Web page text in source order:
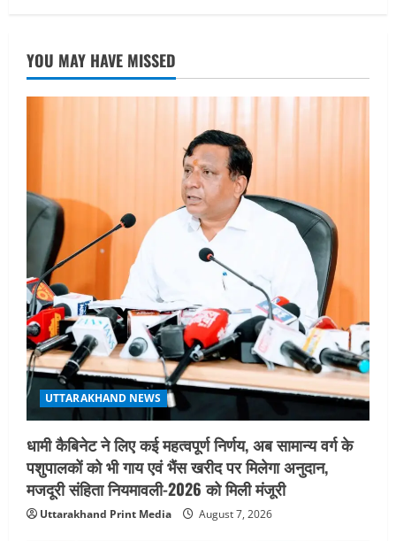
2
नाबार्ड ने राष्ट्रीय हथकरघा दिवस के अवसर पर
मुंबई में तीन दिवसीय प्रदर्शनी का आयोजन किया
August 7, 2026
3
UTTARAKHAND NEWS
जिलाधिकारी/जिला निर्वाचन अधिकारी ने
सहसपुर विधानसभा क्षेत्र के पोलिंग बूथों का
निरीक्षण कर एसआईआर आपत्ति निस्तारण
शिविर की व्यवस्थाओं का लिया जायजा
August 6, 2026
4
UTTARAKHAND NEWS
तीलू रौतेली पुरस्कार के लिए 13 वीरांगनाओं का
चयन : रेखा आर्या
August 6, 2026
5
UTTARAKHAND NEWS
मिस उत्तराखंड 2026 के सब-कॉन्टेस्ट ‘मिस
ब्यूटीफुल आइज़’ एवं ‘मिस ब्यूटीफुल हेयर’ का
आयोजन
August 5, 2026
YOU MAY HAVE MISSED
UTTARAKHAND NEWS
धामी कैबिनेट ने लिए कई महत्वपूर्ण निर्णय, अब सामान्य वर्ग के
पशुपालकों को भी गाय एवं भैंस खरीद पर मिलेगा अनुदान,
मजदूरी संहिता नियमावली-2026 को मिली मंजूरी
Uttarakhand Print Media August 7, 2026